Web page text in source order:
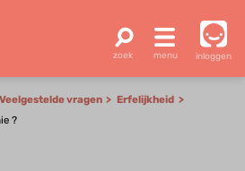
inloggen
Veelgestelde vragen
Erfelijkheid
?